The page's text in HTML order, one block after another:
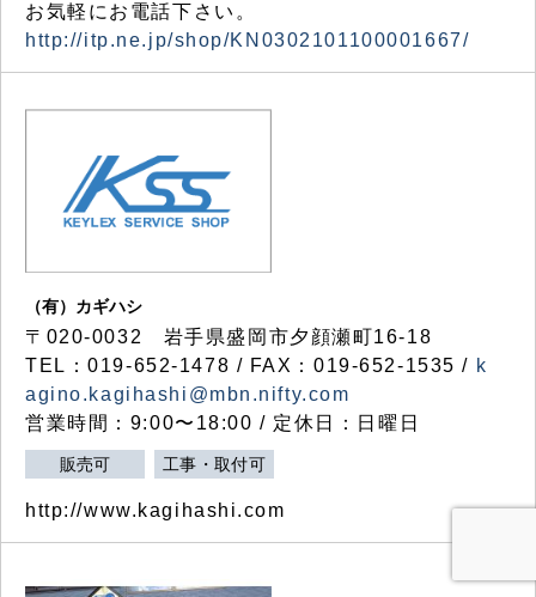
お気軽にお電話下さい。
http://itp.ne.jp/shop/KN0302101100001667/
（有）カギハシ
〒020-0032 岩手県盛岡市夕顔瀬町16-18
TEL：019-652-1478 / FAX：019-652-1535 / k
agino.kagihashi@mbn.nifty.com
営業時間：9:00〜18:00 / 定休日：日曜日
販売可 工事・取付可
http://www.kagihashi.com